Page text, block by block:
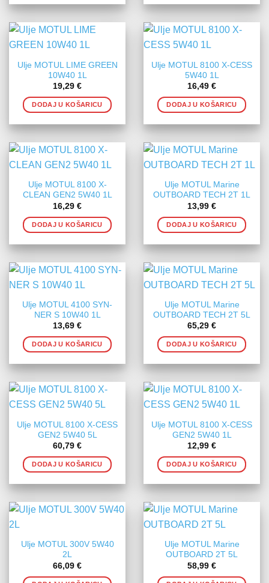
Ulje MOTUL LIME GREEN
10W40 1L
19,29 €
DODAJ U KOŠARICU
Ulje MOTUL 8100 X-CESS
5W40 1L
16,49 €
DODAJ U KOŠARICU
Ulje MOTUL 8100 X-
CLEAN GEN2 5W40 1L
16,29 €
DODAJ U KOŠARICU
Ulje MOTUL Marine
OUTBOARD TECH 2T 1L
13,99 €
DODAJ U KOŠARICU
Ulje MOTUL 4100 SYN-
NER S 10W40 1L
13,69 €
DODAJ U KOŠARICU
Ulje MOTUL Marine
OUTBOARD TECH 2T 5L
65,29 €
DODAJ U KOŠARICU
Ulje MOTUL 8100 X-CESS
GEN2 5W40 5L
60,79 €
DODAJ U KOŠARICU
Ulje MOTUL 8100 X-CESS
GEN2 5W40 1L
12,99 €
DODAJ U KOŠARICU
Ulje MOTUL 300V 5W40
2L
66,09 €
Ulje MOTUL Marine
OUTBOARD 2T 5L
58,99 €